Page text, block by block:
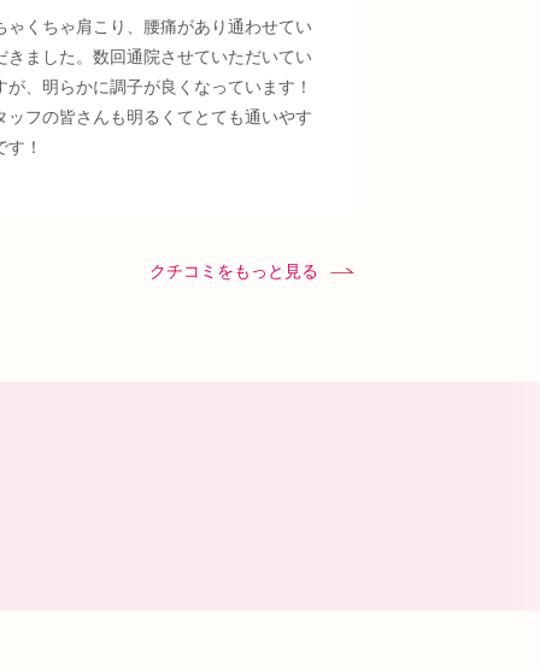
ゃくちゃ肩こり、腰痛があり通わせてい
きました。数回通院させていただいてい
が、明らかに調子が良くなっています！
ッフの皆さんも明るくてとても通いやす
す！
クチコミをもっと見る